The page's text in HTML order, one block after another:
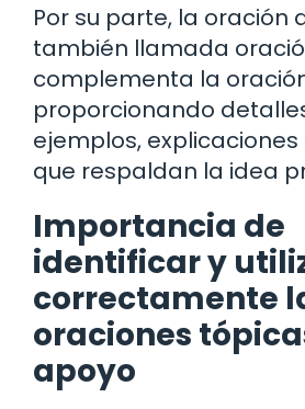
Por su parte, la oración
también llamada
complementa la
proporcionando
ejemplos,
que respaldan la idea
Importancia de
identificar y
correctamente
oraciones
apoyo